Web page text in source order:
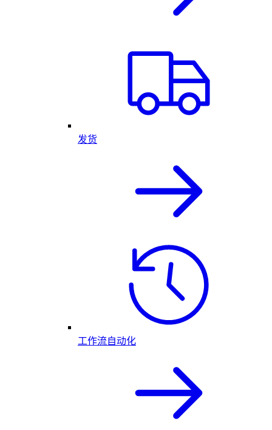
发货
工作流自动化